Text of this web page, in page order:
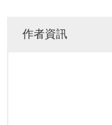
作者資訊